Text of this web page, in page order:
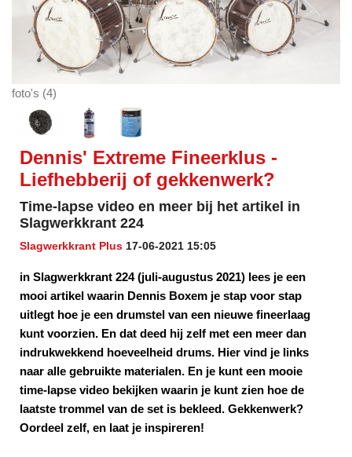
foto's (4)
Dennis' Extreme Fineerklus -
Liefhebberij of gekkenwerk?
Time-lapse video en meer bij het artikel in
Slagwerkkrant 224
Slagwerkkrant Plus 17-06-2021 15:05
in Slagwerkkrant 224 (juli-augustus 2021) lees je een
mooi artikel waarin Dennis Boxem je stap voor stap
uitlegt hoe je een drumstel van een nieuwe fineerlaag
kunt voorzien. En dat deed hij zelf met een meer dan
indrukwekkend hoeveelheid drums. Hier vind je links
naar alle gebruikte materialen. En je kunt een mooie
time-lapse video bekijken waarin je kunt zien hoe de
laatste trommel van de set is bekleed. Gekkenwerk?
Oordeel zelf, en laat je inspireren!